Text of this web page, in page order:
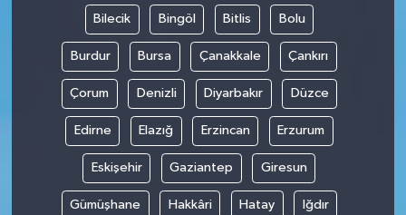
Bilecik Bingöl Bitlis Bolu
Burdur Bursa Çanakkale Çankırı
Çorum Denizli Diyarbakır Düzce
Edirne Elazığ Erzincan Erzurum
Eskişehir Gaziantep Giresun
Gümüşhane Hakkâri Hatay Iğdır